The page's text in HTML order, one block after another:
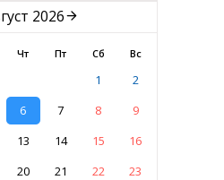
2026
Чт Пт Сб Вс
1
2
6 7 8
9
13 14 15
16
20 21 22 23